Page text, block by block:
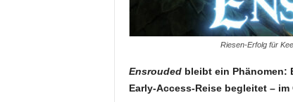
Riesen-Erfolg für
Ensroudedbleibt ein Phänomen:
Early-Access-Reise begleitet –